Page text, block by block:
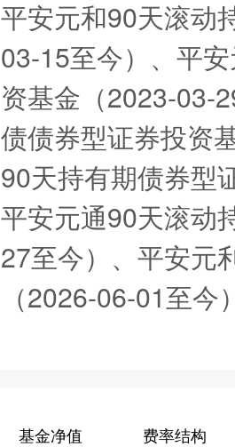
平安元和90天滚动
03-15至今）、平
资基金（2023-03-
债债券型证券投资
90天持有期债券型
平安元通90天滚动
27至今）、平安元
（2026-06-01至
基金净值 费率结构